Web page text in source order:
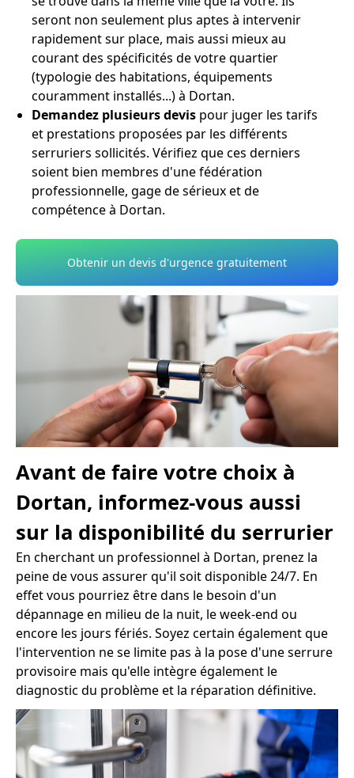
seront non seulement plus aptes à intervenir
rapidement sur place, mais aussi mieux au
courant des spécificités de votre quartier
(typologie des habitations, équipements
couramment installés...) à Dortan.
Demandez plusieurs devis pour juger les tarifs
et prestations proposées par les différents
serruriers sollicités. Vérifiez que ces derniers
soient bien membres d'une fédération
professionnelle, gage de sérieux et de
compétence à Dortan.
Obtenir un devis d'urgence gratuitement
Avant de faire votre choix à
Dortan, informez-vous aussi
sur la disponibilité du serrurier
En cherchant un professionnel à Dortan, prenez la
peine de vous assurer qu'il soit disponible 24/7. En
effet vous pourriez être dans le besoin d'un
dépannage en milieu de la nuit, le week-end ou
encore les jours fériés. Soyez certain également que
l'intervention ne se limite pas à la pose d'une serrure
provisoire mais qu'elle intègre également le
diagnostic du problème et la réparation définitive.